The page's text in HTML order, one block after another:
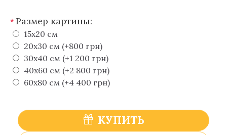
*Размер картины:
15х20 см
20х30 см (+800 грн)
30х40 см (+1 200 грн)
40х60 см (+2 800 грн)
60х80 см (+4 400 грн)
КУПИТЬ